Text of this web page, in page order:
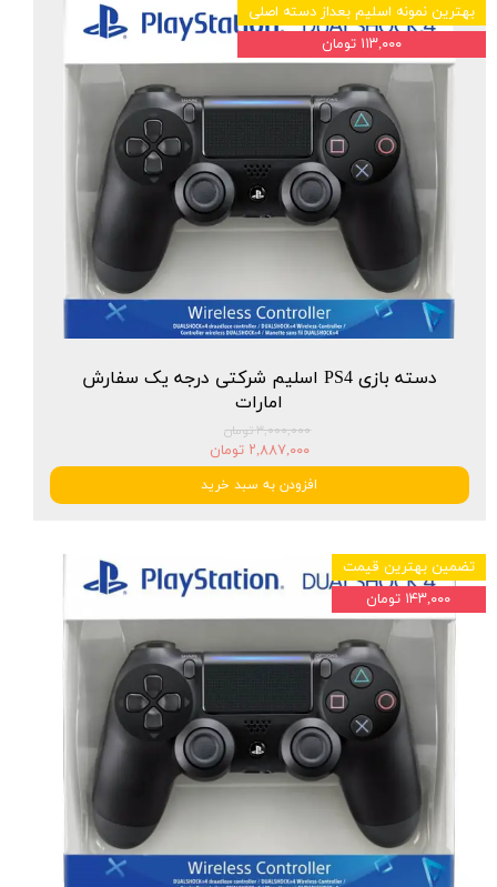
دسته بازی PS4 اسلیم شرکتی درجه یک سفارش
امارات
۳,۰۰۰,۰۰۰ تومان
۲,۸۸۷,۰۰۰ تومان
افزودن به سبد خرید
بهترین نمونه اسلیم بعداز دسته اصلی
۱۱۳,۰۰۰ تومان
تضمین بهترین قیمت
۱۴۳,۰۰۰ تومان